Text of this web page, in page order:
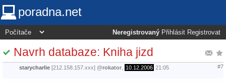
poradna.net
Neregistrovaný Přihlásit Registrovat
Navrh databaze: Kniha jizd
starycharlie [212.158.157.xxx] @rokator 10.12.2006 21:05 #7